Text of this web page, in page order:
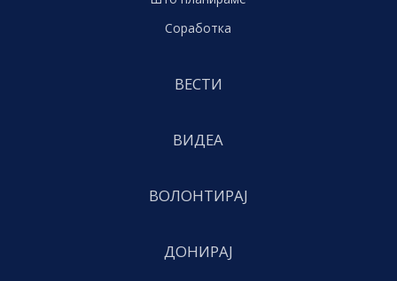
Соработка
ВЕСТИ
ВИДЕА
ВОЛОНТИРАЈ
ДОНИРАЈ